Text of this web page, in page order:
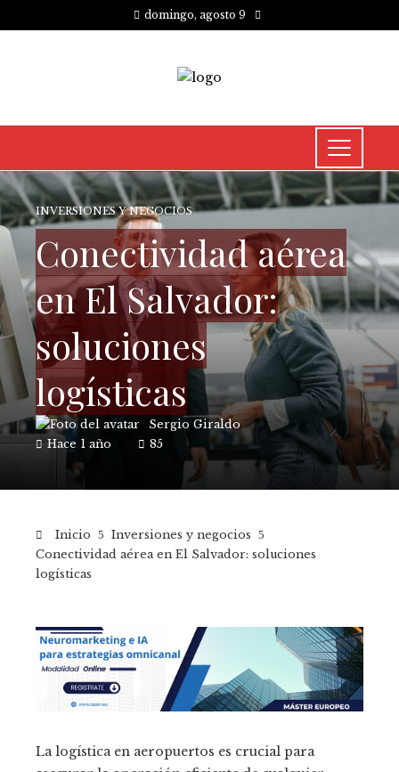
domingo, agosto 9
INVERSIONES Y NEGOCIOS
Conectividad aérea
en El Salvador:
soluciones
logísticas
Sergio Giraldo
Hace 1 año
85
Inicio
Inversiones y negocios
Conectividad aérea en El Salvador: soluciones
logísticas
La logística en aeropuertos es crucial para